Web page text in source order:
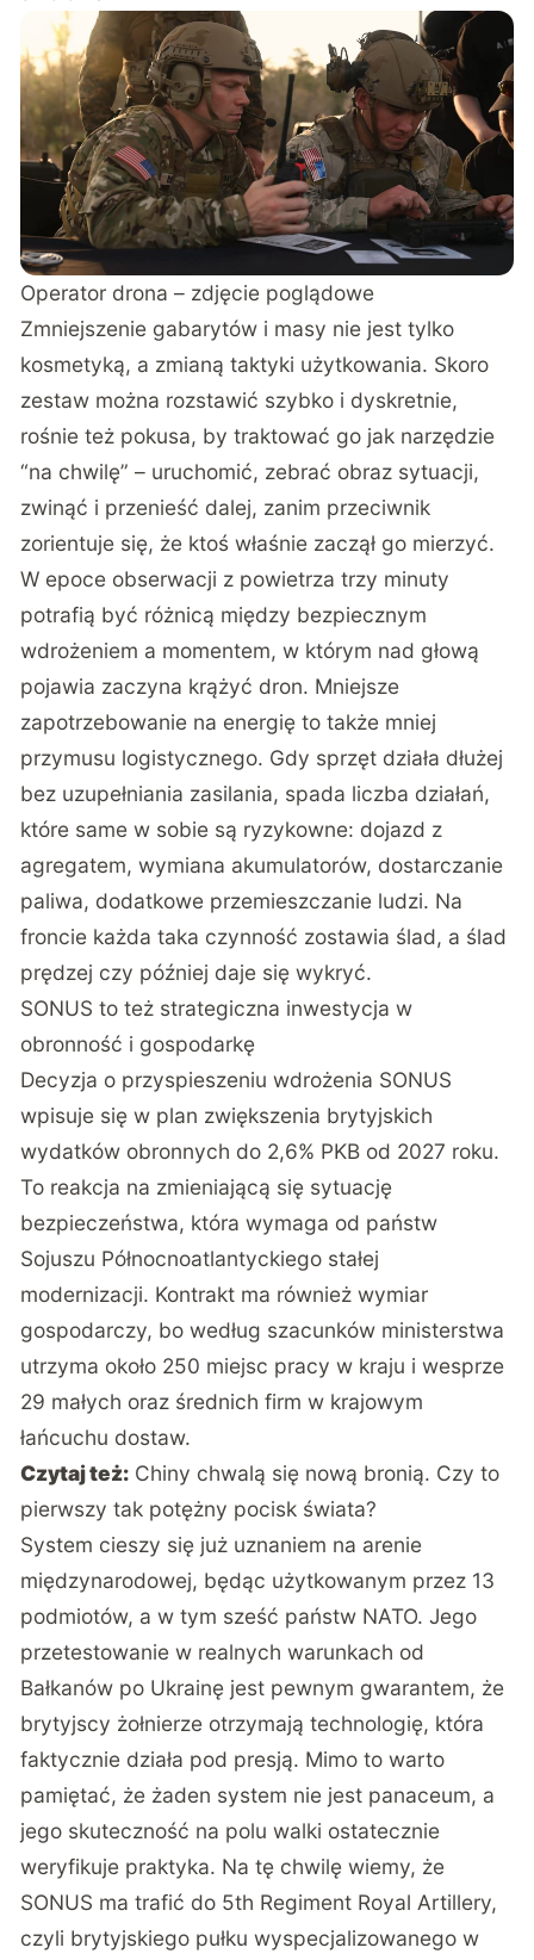
Operator drona – zdjęcie poglądowe
Zmniejszenie gabarytów i masy nie jest tylko
kosmetyką, a zmianą taktyki użytkowania. Skoro
zestaw można rozstawić szybko i dyskretnie,
rośnie też pokusa, by traktować go jak narzędzie
“na chwilę” – uruchomić, zebrać obraz sytuacji,
zwinąć i przenieść dalej, zanim przeciwnik
zorientuje się, że ktoś właśnie zaczął go mierzyć.
W epoce obserwacji z powietrza trzy minuty
potrafią być różnicą między bezpiecznym
wdrożeniem a momentem, w którym nad głową
pojawia zaczyna krążyć dron. Mniejsze
zapotrzebowanie na energię to także mniej
przymusu logistycznego. Gdy sprzęt działa dłużej
bez uzupełniania zasilania, spada liczba działań,
które same w sobie są ryzykowne: dojazd z
agregatem, wymiana akumulatorów, dostarczanie
paliwa, dodatkowe przemieszczanie ludzi. Na
froncie każda taka czynność zostawia ślad, a ślad
prędzej czy później daje się wykryć.
SONUS to też strategiczna inwestycja w
obronność i gospodarkę
Decyzja o przyspieszeniu wdrożenia SONUS
wpisuje się w plan zwiększenia brytyjskich
wydatków obronnych do 2,6% PKB od 2027 roku.
To reakcja na zmieniającą się sytuację
bezpieczeństwa, która wymaga od państw
Sojuszu Północnoatlantyckiego stałej
modernizacji. Kontrakt ma również wymiar
gospodarczy, bo według szacunków ministerstwa
utrzyma około 250 miejsc pracy w kraju i wesprze
29 małych oraz średnich firm w krajowym
łańcuchu dostaw.
Czytaj też: Chiny chwalą się nową bronią. Czy to
pierwszy tak potężny pocisk świata?
System cieszy się już uznaniem na arenie
międzynarodowej, będąc użytkowanym przez 13
podmiotów, a w tym sześć państw NATO. Jego
przetestowanie w realnych warunkach od
Bałkanów po Ukrainę jest pewnym gwarantem, że
brytyjscy żołnierze otrzymają technologię, która
faktycznie działa pod presją. Mimo to warto
pamiętać, że żaden system nie jest panaceum, a
jego skuteczność na polu walki ostatecznie
weryfikuje praktyka. Na tę chwilę wiemy, że
SONUS ma trafić do 5th Regiment Royal Artillery,
czyli brytyjskiego pułku wyspecjalizowanego w